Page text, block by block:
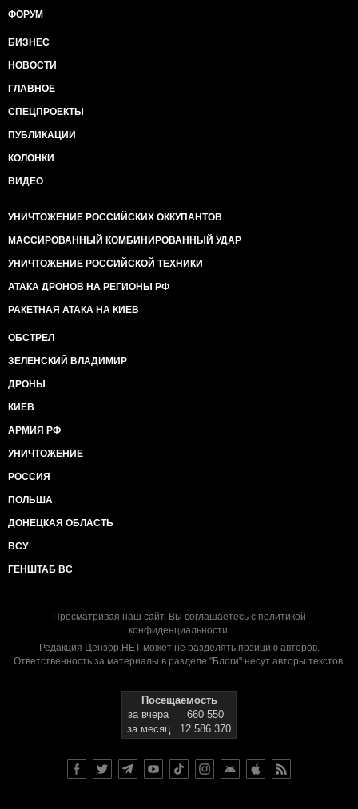
ФОРУМ
БИЗНЕС
НОВОСТИ
ГЛАВНОЕ
СПЕЦПРОЕКТЫ
ПУБЛИКАЦИИ
КОЛОНКИ
ВИДЕО
УНИЧТОЖЕНИЕ РОССИЙСКИХ ОККУПАНТОВ
МАССИРОВАННЫЙ КОМБИНИРОВАННЫЙ УДАР
УНИЧТОЖЕНИЕ РОССИЙСКОЙ ТЕХНИКИ
АТАКА ДРОНОВ НА РЕГИОНЫ РФ
РАКЕТНАЯ АТАКА НА КИЕВ
ОБСТРЕЛ
ЗЕЛЕНСКИЙ ВЛАДИМИР
ДРОНЫ
КИЕВ
АРМИЯ РФ
УНИЧТОЖЕНИЕ
РОССИЯ
ПОЛЬША
ДОНЕЦКАЯ ОБЛАСТЬ
ВСУ
ГЕНШТАБ ВС
Просматривая наш сайт, Вы соглашаетесь с политикой
конфиденциальности.
Редакция Цензор.НЕТ может не разделять позицию авторов.
Ответственность за материалы в разделе "Блоги" несут авторы текстов.
Посещаемость
за вчера
660 550
за месяц
12 586 370